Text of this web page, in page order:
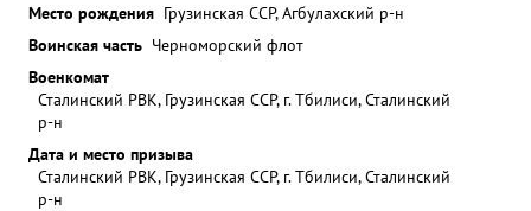
Место рождения Грузинская ССР, Агбулахский р-н
Воинская часть Черноморский флот
Военкомат
Сталинский РВК, Грузинская ССР, г. Тбилиси, Сталинский
р-н
Дата и место призыва
Сталинский РВК, Грузинская ССР, г. Тбилиси, Сталинский
р-н